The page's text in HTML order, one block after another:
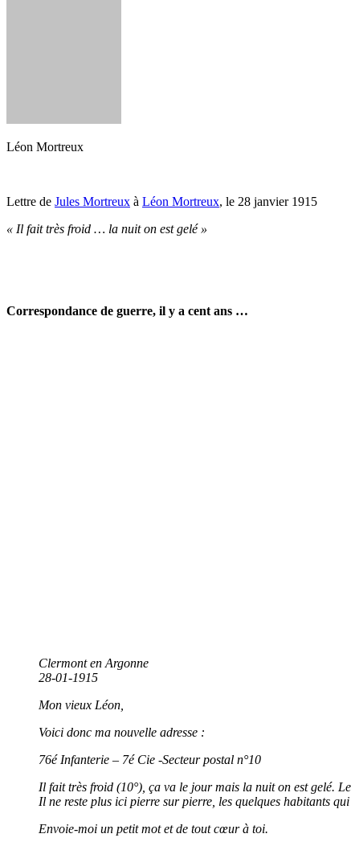
Léon Mortreux
Lettre de Jules Mortreux à Léon Mortreux, le 28 janvier 1915
« Il fait très froid … la nuit on est gelé »
Correspondance de guerre, il y a cent ans …
Clermont en Argonne
28-01-1915
Mon vieux Léon,
Voici donc ma nouvelle adresse :
76é Infanterie – 7é Cie -Secteur postal n°10
Il fait très froid (10°), ça va le jour mais la nuit on est gelé.
Il ne reste plus ici pierre sur pierre, les quelques habitants
Envoie-moi un petit mot et de tout cœur à toi.